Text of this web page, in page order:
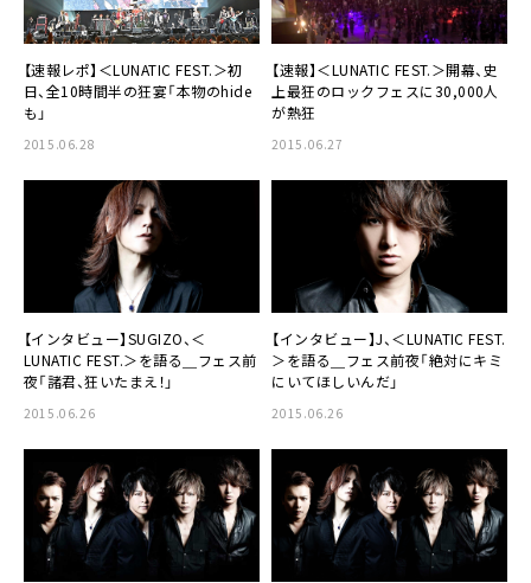
【速報レポ】＜LUNATIC FEST.＞初
日、全10時間半の狂宴「本物のhide
も」
2015.06.28
【速報】＜LUNATIC FEST.＞開幕、史
上最狂のロックフェスに30,000人
が熱狂
2015.06.27
【インタビュー】SUGIZO、＜
LUNATIC FEST.＞を語る＿フェス前
夜「諸君、狂いたまえ！」
2015.06.26
【インタビュー】J、＜LUNATIC FEST.
＞を語る＿フェス前夜「絶対にキミ
にいてほしいんだ」
2015.06.26